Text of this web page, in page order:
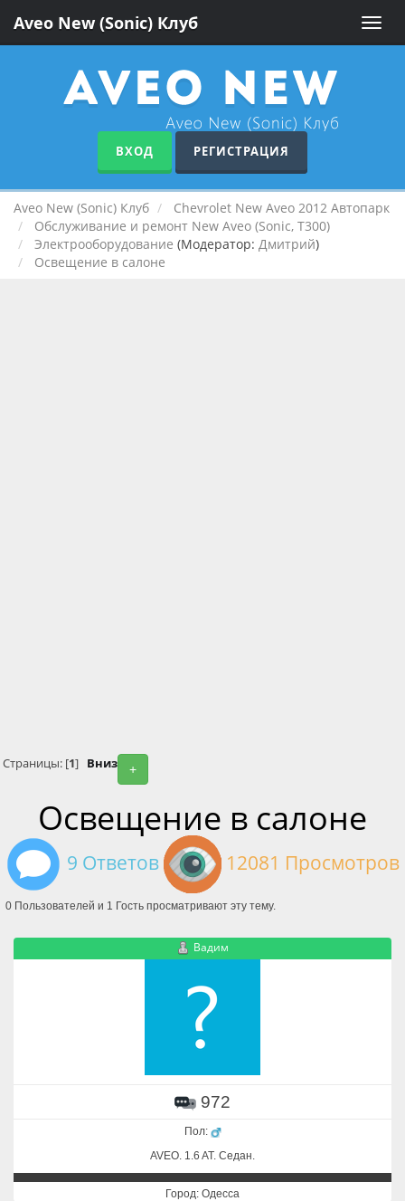
Toggle
Aveo New (Sonic) Клуб
ВХОД РЕГИСТРАЦИЯ
Aveo New (Sonic) Клуб
Chevrolet New Aveo 2012 Автопарк
Обслуживание и ремонт New Aveo (Sonic, T300)
Электрооборудование (Модератор: Дмитрий)
Освещение в салоне
+
Страницы: [1] Вниз
Освещение в салоне
9 Ответов 12081 Просмотров
0 Пользователей и 1 Гость просматривают эту тему.
Вадим
972
Пол:
AVEO. 1.6 AT. Cедан.
Город: Одесса